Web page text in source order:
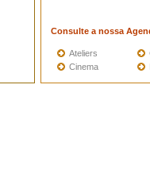
Consulte a nossa
Ateliers
Cinema